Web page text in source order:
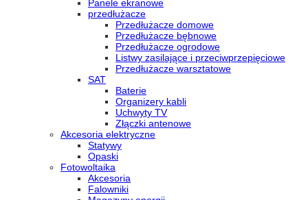
Panele ekranowe
przedłużacze
Przedłużacze domowe
Przedłużacze bębnowe
Przedłużacze ogrodowe
Listwy zasilające i przeciwprzepięciowe
Przedłużacze warsztatowe
SAT
Baterie
Organizery kabli
Uchwyty TV
Złączki antenowe
Akcesoria elektryczne
Statywy
Opaski
Fotowoltaika
Akcesoria
Falowniki